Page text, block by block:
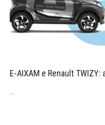
E-AIXAM e Renault
...